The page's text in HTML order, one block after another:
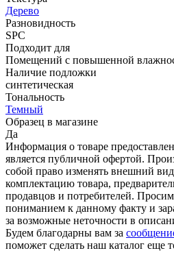
Дерево
Разновидность
SPC
Подходит для
Помещений с повышенной
Наличие подложки
синтетическая
Тональность
Темный
Образец в магазине
Да
Информация о товаре
является публичной офертой.
собой право изменять внешний
комплектацию товара,
продавцов и потребителей. Просим
пониманием к данному факту и
за возможные неточности в
Будем благодарны вам за
поможет сделать наш каталог еще